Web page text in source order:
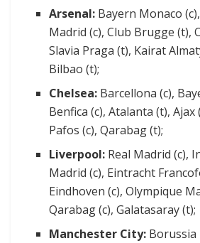
Arsenal: Bayern Monaco
Madrid (c), Club Brugge (t),
Slavia Praga (t), Kairat
Bilbao (t);
Chelsea: Barcellona (c),
Benfica (c), Atalanta (t), Ajax
Pafos (c), Qarabag (t);
Liverpool: Real Madrid (c),
Madrid (c), Eintracht
Eindhoven (c), Olympique
Qarabag (c), Galatasaray (t);
Manchester City: Borussia